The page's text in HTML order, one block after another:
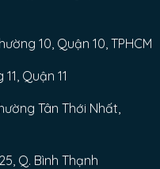
10, Quận 10, TPHCM
Quận 11
Tân Thới Nhất,
Q. Bình Thạnh